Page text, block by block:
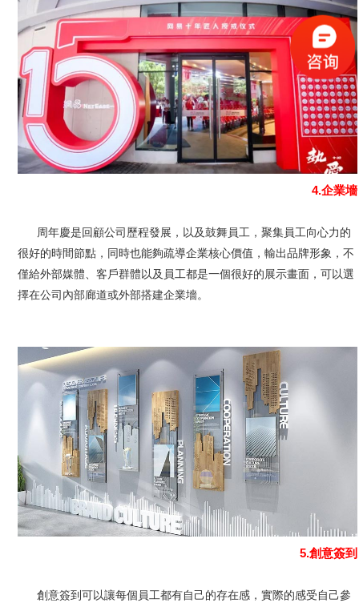
4.企業墻
周年慶是回顧公司歷程發展，以及鼓舞員工，聚集員工向心力的
很好的時間節點，同時也能夠疏導企業核心價值，輸出品牌形象，不
僅給外部媒體、客戶群體以及員工都是一個很好的展示畫面，可以選
擇在公司內部廊道或外部搭建企業墻。
5.創意簽到
創意簽到可以讓每個員工都有自己的存在感，實際的感受自己參